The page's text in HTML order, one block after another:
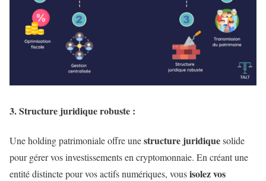
3. Structure juridique robuste :
Une holding patrimoniale offre unestructure juridiquesolide
pour gérer vos investissements en cryptomonnaie. En créant une
entité distincte pour vos actifs numériques, vousisolez vos